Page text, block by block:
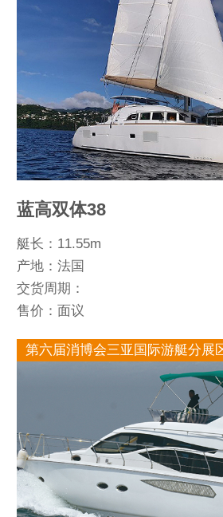
蓝高双体38
艇长：11.55m
产地：法国
交货周期：
售价：面议
第六届消博会三亚国际游艇分展